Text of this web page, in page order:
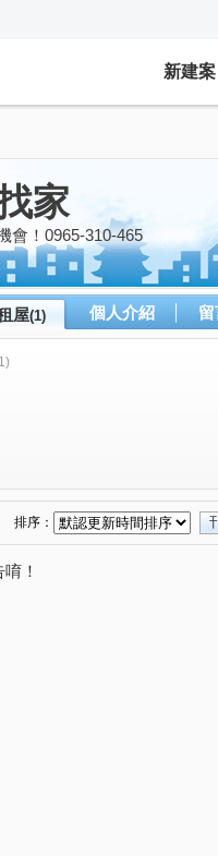
新建案
家
會！0965-310-465
屋(1) 個人介紹
排序：
！